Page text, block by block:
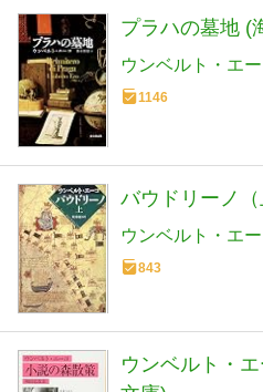
プラハの墓地 (
ウンベルト・エー
1146
バウドリーノ（
ウンベルト・エー
843
ウンベルト・